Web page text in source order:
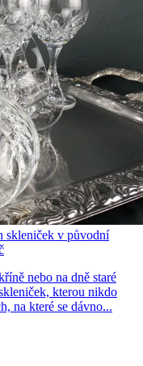
skleniček v původní
nebo na dně staré
kterou nikdo
na které se dávno...